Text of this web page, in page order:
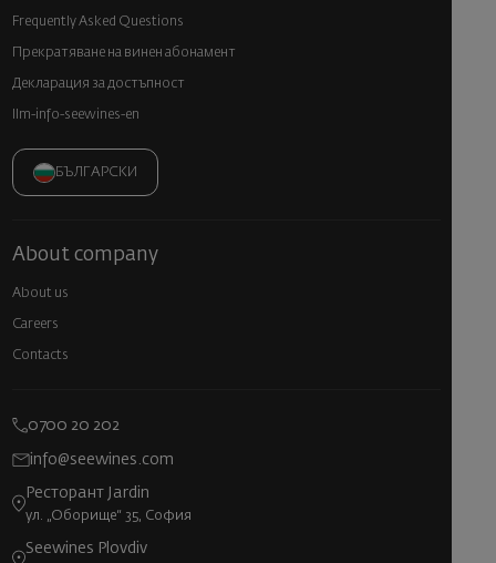
Frequently Asked Questions
Прекратяване на винен абонамент
Декларация за достъпност
llm-info-seewines-en
БЪЛГАРСКИ
About company
About us
Careers
Contacts
0700 20 202
info@seewines.com
Ресторант Jardin
ул. „Оборище“ 35, София
Seewines Plovdiv